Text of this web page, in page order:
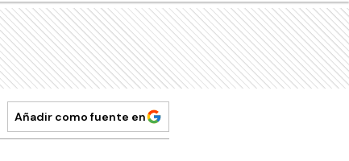
Añadir como fuente en